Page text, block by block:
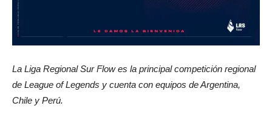
La Liga Regional Sur Flow es la principal competición regional
de League of Legends y cuenta con equipos de Argentina,
Chile y Perú.